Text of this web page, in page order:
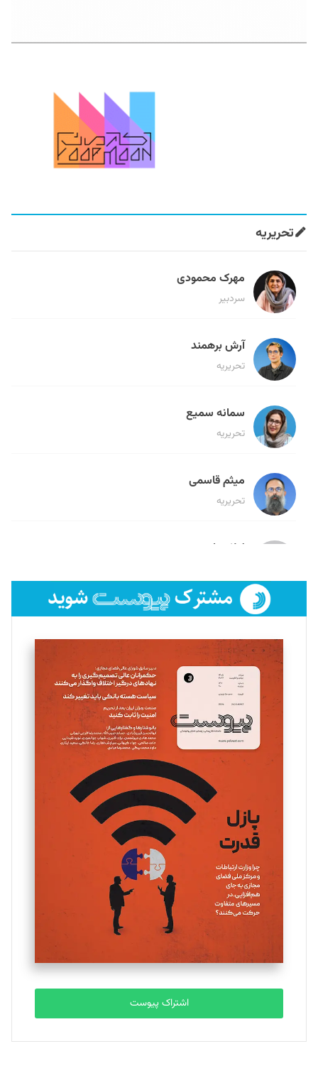
تحریریه
مهرک محمودی
سردبیر
آرش برهمند
تحریریه
سمانه سمیع
تحریریه
میثم قاسمی
تحریریه
لیلا حنارود
فائزه فتحی رستمی
تحریریه
سروش کرمیان
تحریریه
مینا پاکدل
یسنا امان‌پور
تحریریه
ملینا جعفری
تحریریه
مصطفی مسجدی آرانی
تحریریه
بابک نقاش
تحریریه
اشتراک پیوست